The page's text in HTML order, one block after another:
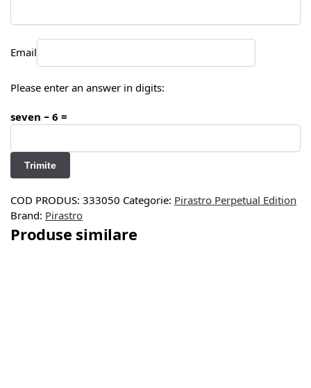
Email
Please enter an answer in digits:
seven − 6 =
COD PRODUS: 333050 Categorie: Pirastro Perpetual Edition
Brand: Pirastro
Produse similare